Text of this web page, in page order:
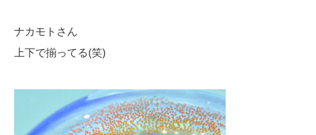
ナカモトさん
上下で揃ってる(笑)